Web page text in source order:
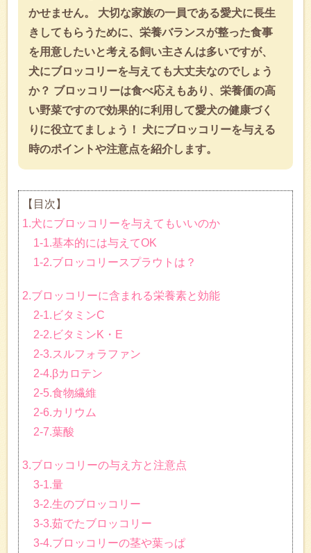
かせません。 大切な家族の一員である愛犬に長生
きしてもらうために、栄養バランスが整った食事
を用意したいと考える飼い主さんは多いですが、
犬にブロッコリーを与えても大丈夫なのでしょう
か？ ブロッコリーは食べ応えもあり、栄養価の高
い野菜ですので効果的に利用して愛犬の健康づく
りに役立てましょう！ 犬にブロッコリーを与える
時のポイントや注意点を紹介します。
【目次】
1.犬にブロッコリーを与えてもいいのか
1-1.基本的には与えてOK
1-2.ブロッコリースプラウトは？
2.ブロッコリーに含まれる栄養素と効能
2-1.ビタミンC
2-2.ビタミンK・E
2-3.スルフォラファン
2-4.βカロテン
2-5.食物繊維
2-6.カリウム
2-7.葉酸
3.ブロッコリーの与え方と注意点
3-1.量
3-2.生のブロッコリー
3-3.茹でたブロッコリー
3-4.ブロッコリーの茎や葉っぱ